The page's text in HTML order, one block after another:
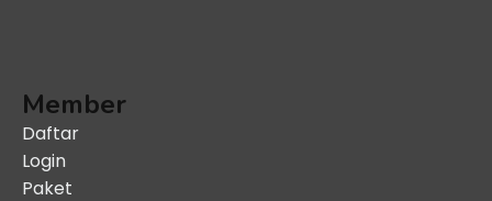
Member
Daftar
Login
Paket